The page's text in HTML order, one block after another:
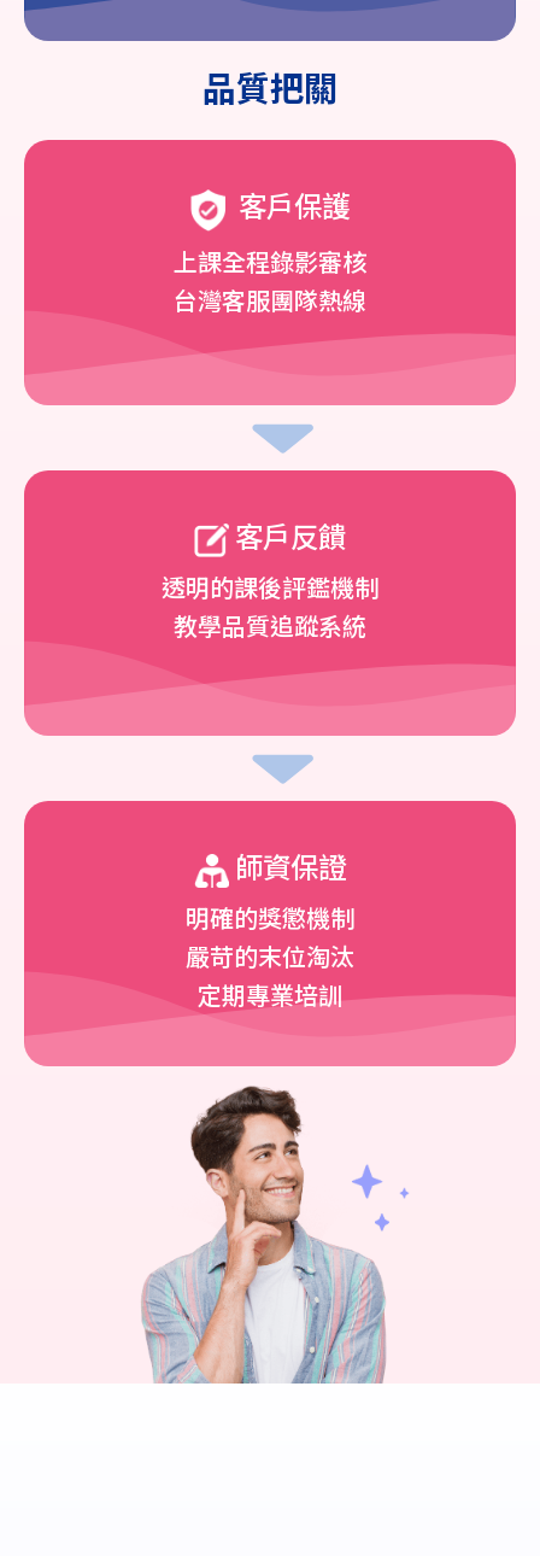
品質把關
客戶保護
上課全程錄影審核
台灣客服團隊熱線
客戶反饋
透明的課後評鑑機制
教學品質追蹤系統
師資保證
明確的獎懲機制
嚴苛的末位淘汰
定期專業培訓